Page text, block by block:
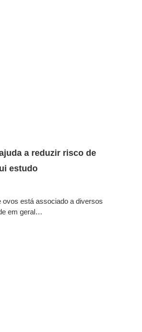
a reduzir risco de
estudo
ovos está associado a diversos
em geral…